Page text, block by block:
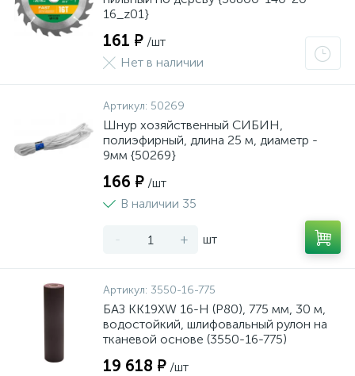
16_z01}
161 ₽ /шт
Нет в наличии
Артикул: 50269
Шнур хозяйственный СИБИН,
полиэфирный, длина 25 м, диаметр -
9мм {50269}
166 ₽ /шт
В наличии 35
- + шт
Артикул: 3550-16-775
БАЗ KK19XW 16-H (Р80), 775 мм, 30 м,
водостойкий, шлифовальный рулон на
тканевой основе (3550-16-775)
19 618 ₽ /шт